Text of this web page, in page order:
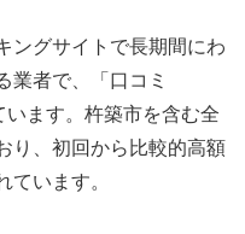
ングサイトで長期間にわ
業者で、「口コミ
ます。杵築市を含む全
り、初回から比較的高額
ています。